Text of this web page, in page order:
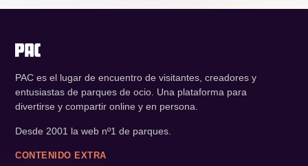
PAC es el lugar de encuentro de visitantes, creadores y
entusiastas de parques de ocio. Una plataforma para
divertirse y compartir online y en persona.
Desde 2001 la web nº1 de parques.
CONTENIDO EXTRA